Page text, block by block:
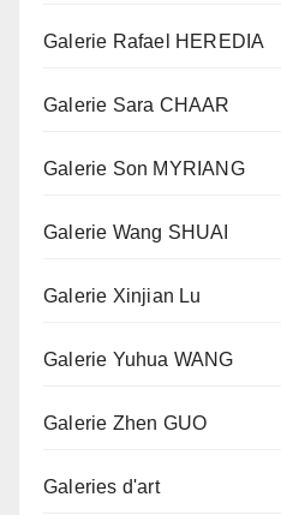
Galerie Rafael HEREDIA
Galerie Sara CHAAR
Galerie Son MYRIANG
Galerie Wang SHUAI
Galerie Xinjian Lu
Galerie Yuhua WANG
Galerie Zhen GUO
Galeries d'art